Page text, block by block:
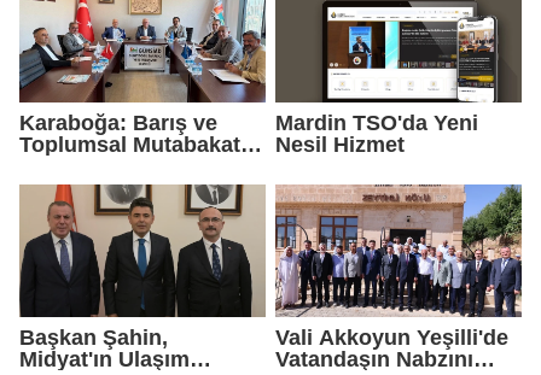
Karaboğa: Barış ve
Toplumsal Mutabakat
Güçlendirecek
Mardin TSO'da Yeni
Nesil Hizmet
Başkan Şahin,
Midyat'ın Ulaşım
Vali Akkoyun Yeşilli'de
Vatandaşın Nabzını